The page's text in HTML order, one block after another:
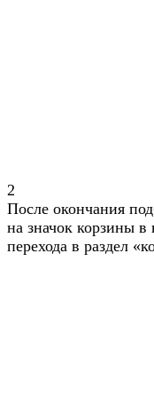
2
После окончания
на значок корзины в
перехода в раздел